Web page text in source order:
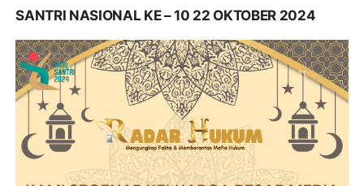
SANTRI NASIONAL KE – 10 22 OKTOBER 2024